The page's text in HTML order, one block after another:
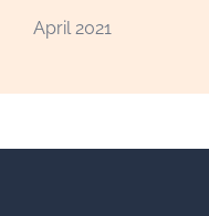
April 2021